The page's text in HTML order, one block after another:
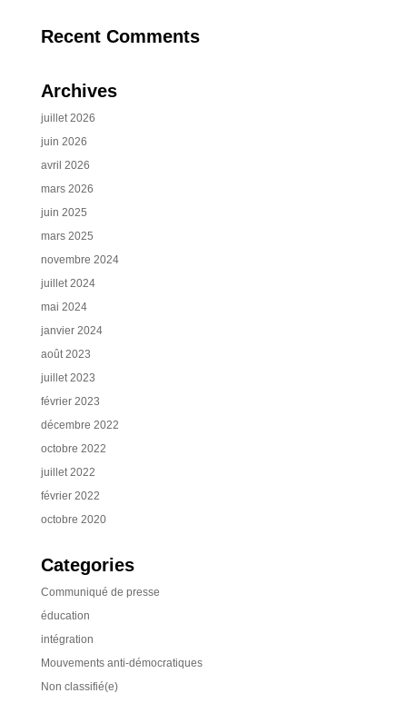
Recent Comments
Archives
juillet 2026
juin 2026
avril 2026
mars 2026
juin 2025
mars 2025
novembre 2024
juillet 2024
mai 2024
janvier 2024
août 2023
juillet 2023
février 2023
décembre 2022
octobre 2022
juillet 2022
février 2022
octobre 2020
Categories
Communiqué de presse
éducation
intégration
Mouvements anti-démocratiques
Non classifié(e)